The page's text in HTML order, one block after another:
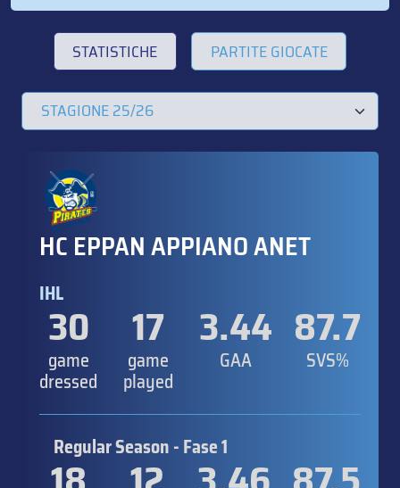
STATISTICHE PARTITE GIOCATE
HC EPPAN APPIANO ANET
IHL
30
game
dressed
17
game
played
3.44
GAA
87.7
SVS%
Regular Season - Fase 1